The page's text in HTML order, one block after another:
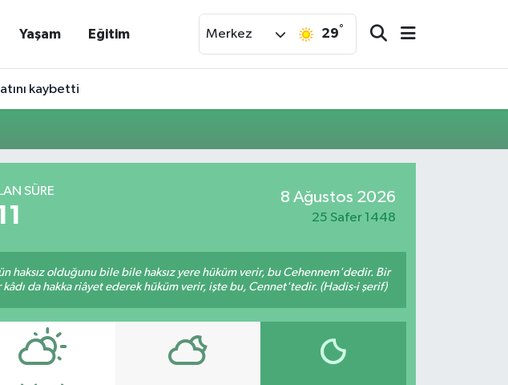
Yaşam Eğitim Merkez 29°
kaybetti
SÜRE 8 Ağustos 2026
25 Safer 1448
olduğunu bile bile haksız yere hüküm verir, bu Cehennem'dedir. Bir
da hakka riâyet ederek hüküm verir, işte bu, Cennet'tedir. (Hadis-i şerif)